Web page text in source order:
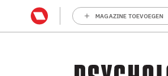
MAGAZINE TOEVOEGEN